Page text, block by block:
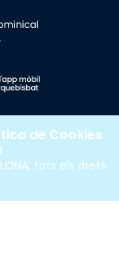
tots els drets
de Cookies